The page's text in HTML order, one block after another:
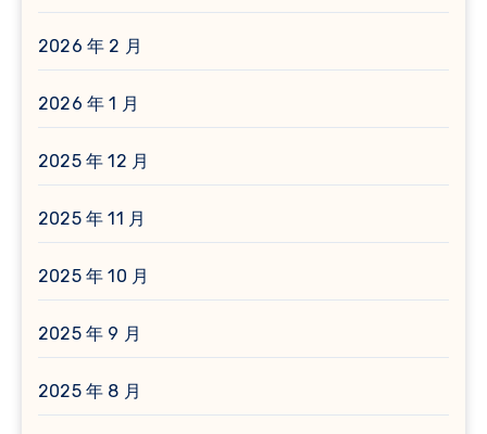
2026 年 2 月
2026 年 1 月
2025 年 12 月
2025 年 11 月
2025 年 10 月
2025 年 9 月
2025 年 8 月